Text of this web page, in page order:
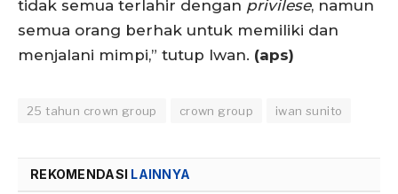
tidak semua terlahir dengan privilese, namun
semua orang berhak untuk memiliki dan
menjalani mimpi,” tutup Iwan. (aps)
25 tahun crown group crown group iwan sunito
REKOMENDASI LAINNYA